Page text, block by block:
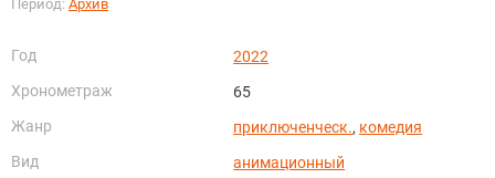
Период: Архив
Год
2022
Хронометраж
65
Жанр
приключенческ., комедия
Вид
анимационный